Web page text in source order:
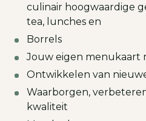
culinair hoogwaardige
tea, lunches en
Borrels
Jouw eigen menukaart
Ontwikkelen van
Waarborgen,
kwaliteit